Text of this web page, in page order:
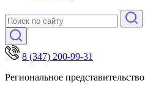
8 (347) 200-99-31
Региональное представительство